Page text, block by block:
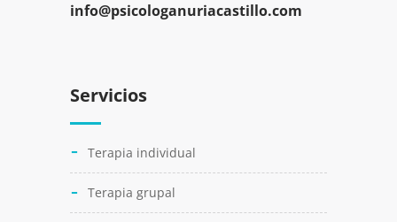
info@psicologanuriacastillo.com
Servicios
Terapia individual
Terapia grupal